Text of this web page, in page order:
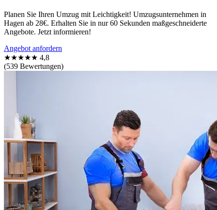
Planen Sie Ihren Umzug mit Leichtigkeit! Umzugsunternehmen in
Hagen ab 28€. Erhalten Sie in nur 60 Sekunden maßgeschneiderte
Angebote. Jetzt informieren!
Angebot anfordern
★★★★★ 4,8
(539 Bewertungen)